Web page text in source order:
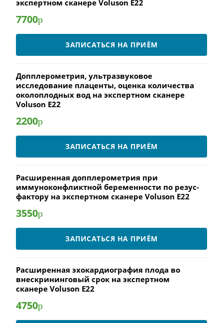
экспертном сканере Voluson E22
7700р
ЗАПИСАТЬСЯ НА ПРИЁМ
Допплерометрия, ультразвуковое
исследование плаценты, оценка количества
околоплодных вод на экспертном сканере
Voluson E22
2200р
ЗАПИСАТЬСЯ НА ПРИЁМ
Расширенная допплерометрия при
иммуноконфликтной беременности по резус-
фактору на экспертном сканере Voluson E22
3550р
ЗАПИСАТЬСЯ НА ПРИЁМ
Расширенная эхокардиография плода во
внескрининговый срок на экспертном
сканере Voluson E22
4750р